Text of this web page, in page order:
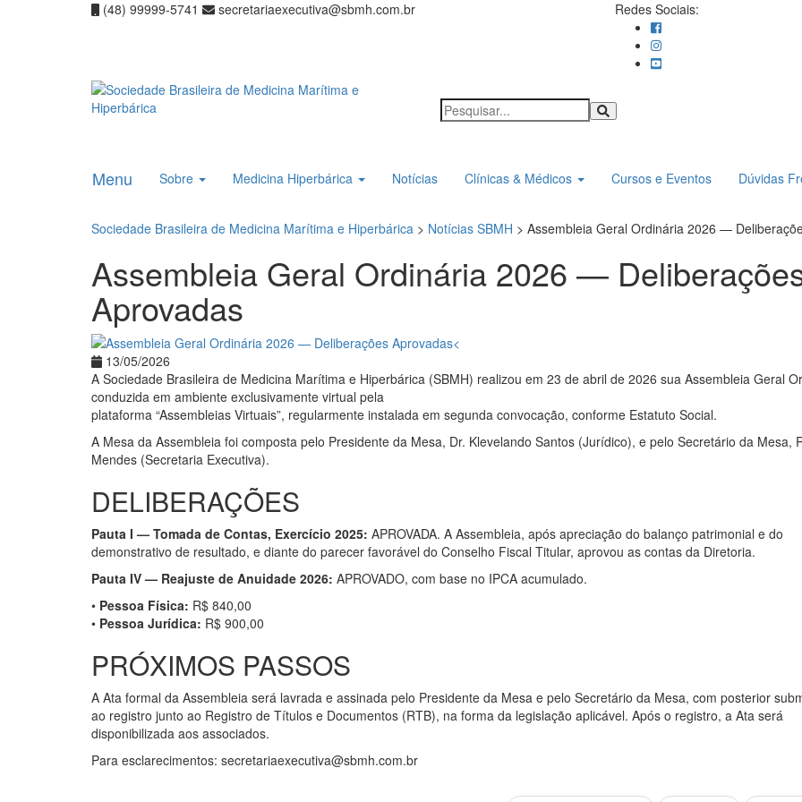
(48) 99999-5741 secretariaexecutiva@sbmh.com.br Redes Sociais:
Menu Sobre Medicina Hiperbárica Notícias Clínicas & Médicos Cursos e Eventos Dúvidas
Sociedade Brasileira de Medicina Marítima e Hiperbárica > Notícias SBMH > Assembleia Geral Ordinária 2026 —
Assembleia Geral Ordinária 2026 —
Aprovadas
13/05/2026
A Sociedade Brasileira de Medicina Marítima e Hiperbárica (SBMH) realizou em 23 de abril de 2026 sua Assembleia Geral
conduzida em ambiente exclusivamente virtual pela
plataforma “Assembleias Virtuais”, regularmente instalada em segunda convocação, conforme Estatuto Social.
A Mesa da Assembleia foi composta pelo Presidente da Mesa, Dr. Klevelando Santos (Jurídico), e pelo Secretário da Mesa,
Mendes (Secretaria Executiva).
DELIBERAÇÕES
Pauta I — Tomada de Contas, Exercício 2025: APROVADA. A Assembleia, após apreciação do balanço patrimonial e do
demonstrativo de resultado, e diante do parecer favorável do Conselho Fiscal Titular, aprovou as contas da Diretoria.
Pauta IV — Reajuste de Anuidade 2026: APROVADO, com base no IPCA acumulado.
• Pessoa Física: R$ 840,00
• Pessoa Jurídica: R$ 900,00
PRÓXIMOS PASSOS
A Ata formal da Assembleia será lavrada e assinada pelo Presidente da Mesa e pelo Secretário da Mesa, com posterior
ao registro junto ao Registro de Títulos e Documentos (RTB), na forma da legislação aplicável. Após o registro, a Ata será
disponibilizada aos associados.
Para esclarecimentos: secretariaexecutiva@sbmh.com.br